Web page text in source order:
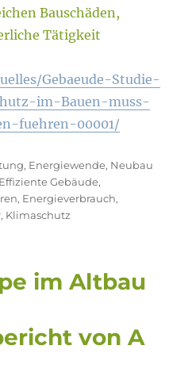
Bauschäden,
Tätigkeit
Gebaeude-Studie-
im-Bauen-muss-
fuehren-00001/
, Energiewende, Neubau
Effiziente Gebäude,
, Energieverbrauch,
, Klimaschutz
im Altbau
von A